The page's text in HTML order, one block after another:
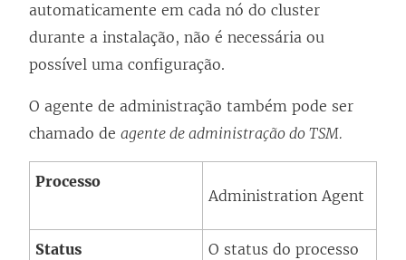
automaticamente em cada nó do cluster
durante a instalação, não é necessária ou
possível uma configuração.
O agente de administração também pode ser
chamado de agente de administração do TSM.
Processo
Administration Agent
Status
O status do processo